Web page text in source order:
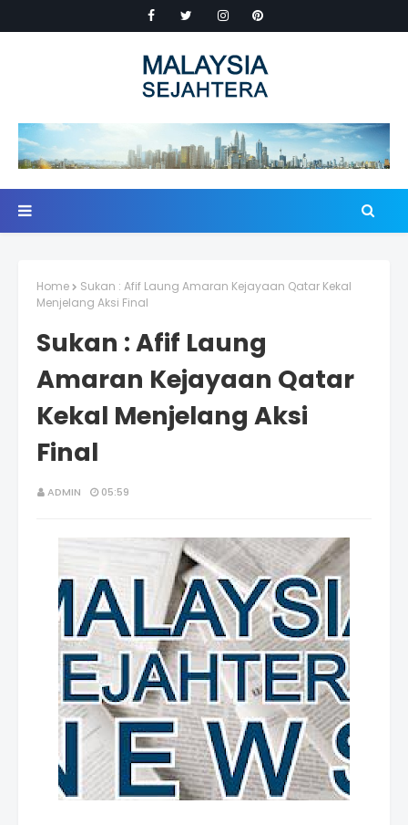
Home
Sukan : Afif Laung Amaran Kejayaan Qatar Kekal
Menjelang Aksi Final
Sukan : Afif Laung
Amaran Kejayaan Qatar
Kekal Menjelang Aksi
Final
ADMIN 05:59